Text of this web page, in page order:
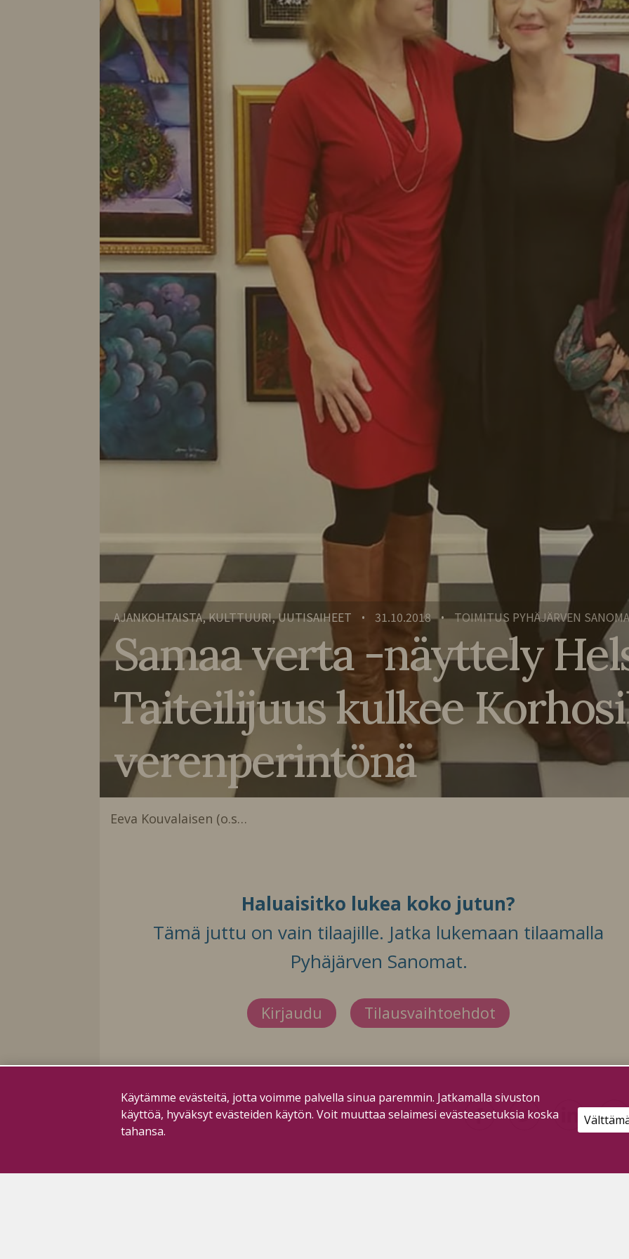
AJANKOHTAISTA, KULTTUURI, UUTISAIHEET • 31.10.2018 • TOIMITUS PYHÄJÄRVEN
Samaa verta -näyttely
Taiteilijuus kulkee
verenperintönä
Eeva Kouvalaisen (o.s…
Haluaisitko lukea koko jutun?
Tämä juttu on vain tilaajille. Jatka lukemaan tilaamalla
Pyhäjärven Sanomat.
Kirjaudu Tilausvaihtoehdot
Käytämme evästeitä, jotta voimme palvella sinua paremmin. Jatkamalla sivuston
käyttöä, hyväksyt evästeiden käytön. Voit muuttaa selaimesi evästeasetuksia koska
tahansa.